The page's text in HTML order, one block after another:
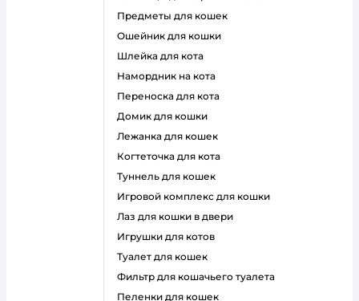
предметы для кошек
ошейник для кошки
шлейка для кота
намордник на кота
переноска для кота
домик для кошки
лежанка для кошек
когтеточка для кота
туннель для кошек
игровой комплекс для кошки
лаз для кошки в двери
игрушки для котов
туалет для кошек
фильтр для кошачьего туалета
пеленки для кошек